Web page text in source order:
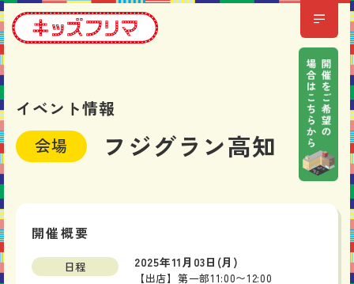
イベント情報
会場
フジグラン高知
開催概要
日程 2025年11月03日(月)
【出店】第一部11:00〜12:00